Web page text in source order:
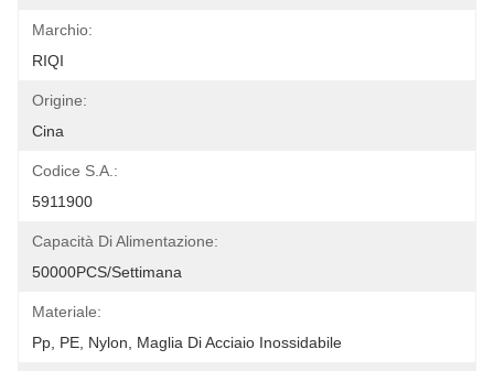
Marchio:
RIQI
Origine:
Cina
Codice S.A.:
5911900
Capacità Di Alimentazione:
50000PCS/settimana
Materiale:
Pp, PE, Nylon, Maglia Di Acciaio Inossidabile